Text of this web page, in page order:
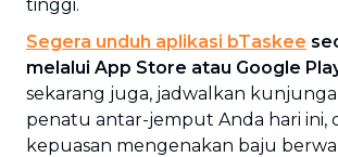
tinggi.
Segera unduh aplikasi bTaskee
melalui App Store atau Google
sekarang juga, jadwalkan
penatu antar-jemput Anda hari ini,
kepuasan mengenakan baju